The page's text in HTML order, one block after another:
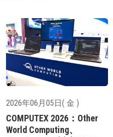
2026年06月05日( 金 )
COMPUTEX 2026：Other
World Computing、